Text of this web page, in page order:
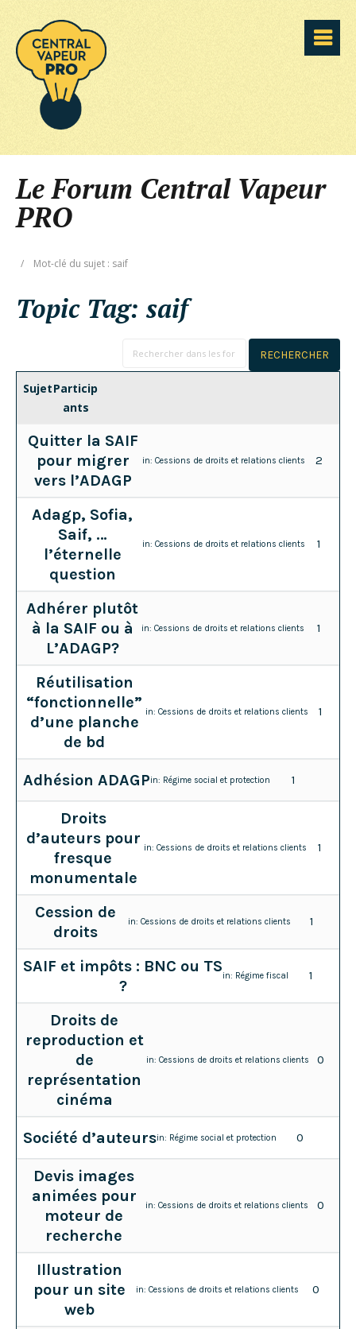
Le Forum Central Vapeur
PRO
/ Mot-clé du sujet : saif
Topic Tag: saif
SujetParticip
ants
Quitter la SAIF
pour migrer
vers l’ADAGP
in:Cessions de droits et relations clients 2
Adagp, Sofia,
Saif, …
l’éternelle
question
in: Cessions de droits et relations clients 1
Adhérer plutôt
à la SAIF ou à
L’ADAGP?
in:Cessions de droits et relations clients 1
Réutilisation
“fonctionnelle”
d’une planche
de bd
in:Cessions de droits et relations clients 1
Adhésion ADAGPin: Régime social et protection 1
Droits
d’auteurs pour
fresque
monumentale
in: Cessions de droits et relations clients 1
Cession de
droits
in: Cessions de droits et relations clients 1
SAIF et impôts : BNC ou TS
?
in: Régime fiscal 1
Droits de
reproduction et
de
représentation
cinéma
in: Cessions de droits et relations clients 0
Société d’auteursin: Régime social et protection 0
Devis images
animées pour
moteur de
recherche
in: Cessions de droits et relations clients 0
Illustration
pour un site
web
in:Cessions de droits et relations clients 0